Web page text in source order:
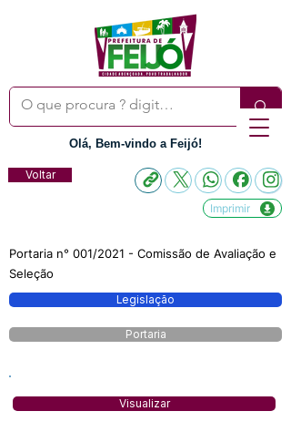
Olá, Bem-vindo a Feijó!
Voltar
Imprimir
Portaria n° 001/2021 - Comissão de Avaliação e
Seleção
Legislação
Portaria
Visualizar